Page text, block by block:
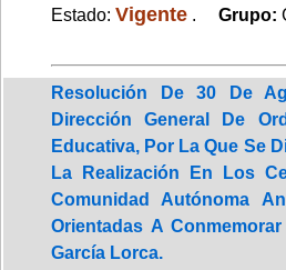
Estado: Vigente . Grupo:
Resolución De 30 De
Dirección General De
Educativa, Por La Que Se
La Realización En Los
Comunidad Autónoma
Orientadas A
García Lorca.